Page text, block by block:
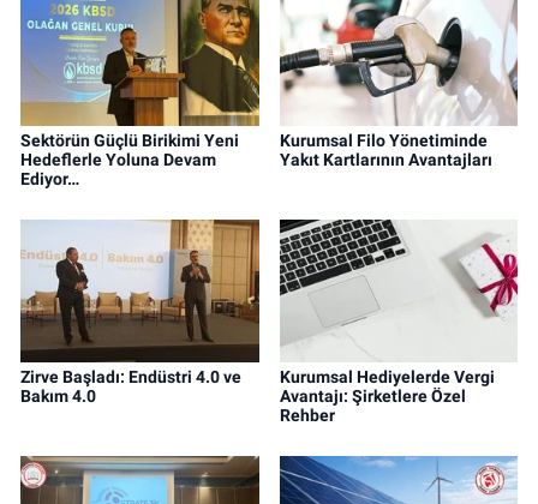
Sektörün Güçlü Birikimi Yeni
Hedeflerle Yoluna Devam
Ediyor…
Kurumsal Filo Yönetiminde
Yakıt Kartlarının Avantajları
Zirve Başladı: Endüstri 4.0 ve
Bakım 4.0
Kurumsal Hediyelerde Vergi
Avantajı: Şirketlere Özel
Rehber